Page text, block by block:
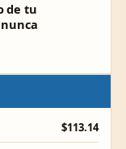
de tu
$113.14